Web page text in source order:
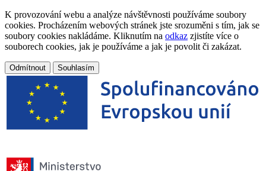
K provozování webu a analýze návštěvnosti používáme soubory
cookies. Procházením webových stránek jste srozuměni s tím, jak se
soubory cookies nakládáme. Kliknutím na odkaz zjistíte více o
souborech cookies, jak je používáme a jak je povolit či zakázat.
Odmítnout Souhlasím